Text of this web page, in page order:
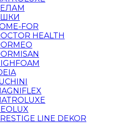
FOR
HEALTH
LINE DEKOR